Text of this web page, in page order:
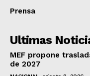
Prensa
Ultimas
MEF propone
de 2027